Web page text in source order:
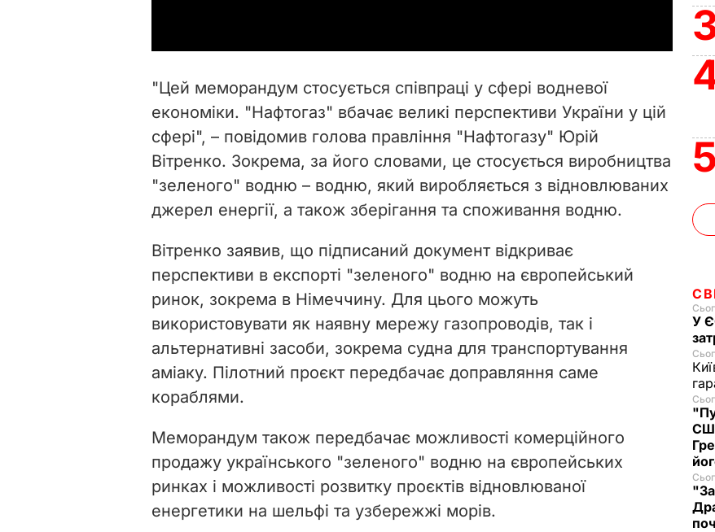
i
d
e
o
"Цей меморандум стосується співпраці у сфері водневої
економіки. "Нафтогаз" вбачає великі перспективи України у цій
сфері", – повідомив голова правління "Нафтогазу" Юрій
Вітренко. Зокрема, за його словами, це стосується виробництва
"зеленого" водню – водню, який виробляється з відновлюваних
джерел енергії, а також зберігання та споживання водню.
Вітренко заявив, що підписаний документ відкриває
перспективи в експорті "зеленого" водню на європейський
ринок, зокрема в Німеччину. Для цього можуть
використовувати як наявну мережу газопроводів, так і
альтернативні засоби, зокрема судна для транспортування
аміаку. Пілотний проєкт передбачає доправляння саме
кораблями.
Меморандум також передбачає можливості комерційного
продажу українського "зеленого" водню на європейських
ринках і можливості розвитку проєктів відновлюваної
енергетики на шельфі та узбережжі морів.
5
У